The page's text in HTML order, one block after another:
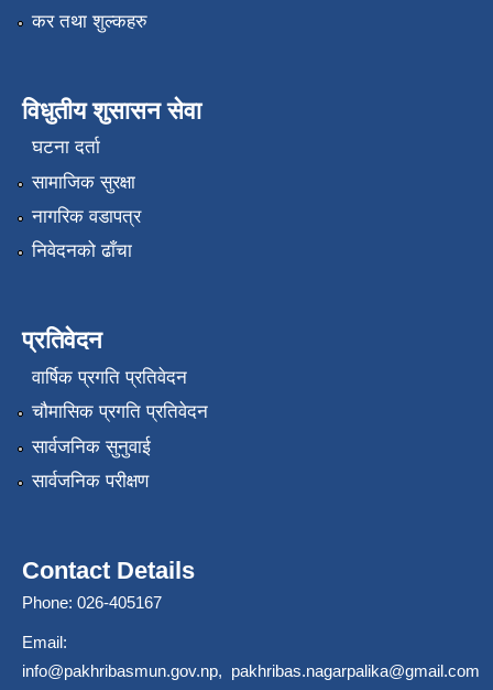
कर तथा शुल्कहरु
विधुतीय शुसासन सेवा
घटना दर्ता
सामाजिक सुरक्षा
नागरिक वडापत्र
निवेदनको ढाँचा
प्रतिवेदन
वार्षिक प्रगति प्रतिवेदन
चौमासिक प्रगति प्रतिवेदन
सार्वजनिक सुनुवाई
सार्वजनिक परीक्षण
Contact Details
Phone: 026-405167
Email:
info@pakhribasmun.gov.np, pakhribas.nagarpalika@gmail.com